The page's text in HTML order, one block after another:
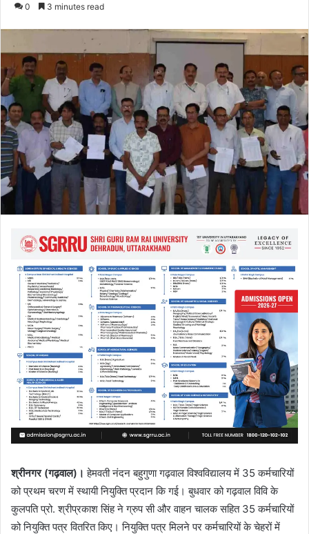
d
a
e
m
a
l
0 3 minutes read
श्रीनगर (गढ़वाल)। हेमवती नंदन बहुगुणा गढ़वाल विश्वविद्यालय में 35 कर्मचारियों
को प्रथम चरण में स्थायी नियुक्ति प्रदान कि गई। बुधवार को गढ़वाल विवि के
कुलपति प्रो. श्रीप्रकाश सिंह ने ग्रुप सी और वाहन चालक सहित 35 कर्मचारियों
को नियुक्ति पत्र वितरित किए। नियुक्ति पत्र मिलने पर कर्मचारियों के चेहरों में